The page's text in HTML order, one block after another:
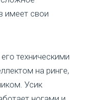
имеет свои
техническими
на ринге,
Усик